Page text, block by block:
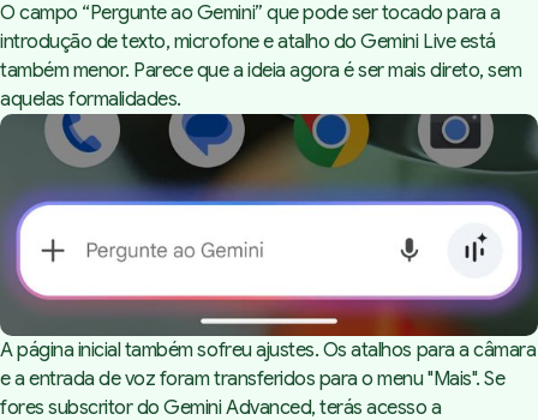
O campo “Pergunte ao Gemini” que pode ser tocado para a
introdução de texto, microfone e atalho do Gemini Live está
também menor. Parece que a ideia agora é ser mais direto, sem
aquelas formalidades.
A página inicial também sofreu ajustes. Os atalhos para a câmara
e a entrada de voz foram transferidos para o menu "Mais". Se
fores subscritor do Gemini Advanced, terás acesso a